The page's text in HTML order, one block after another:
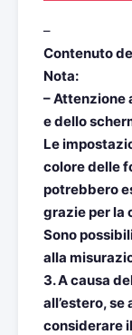
–
Contenuto
Nota:
– Attenzione
e dello
Le
colore delle
potrebbero
grazie per la
Sono
alla
3. A causa
all’estero,
considerare